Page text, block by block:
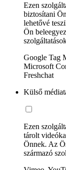
Ezen
biztosítani
lehetővé
Ön
Google Tag
Microsoft
Freshchat
Külső
Ezen
tárolt
Önnek. Az
származó